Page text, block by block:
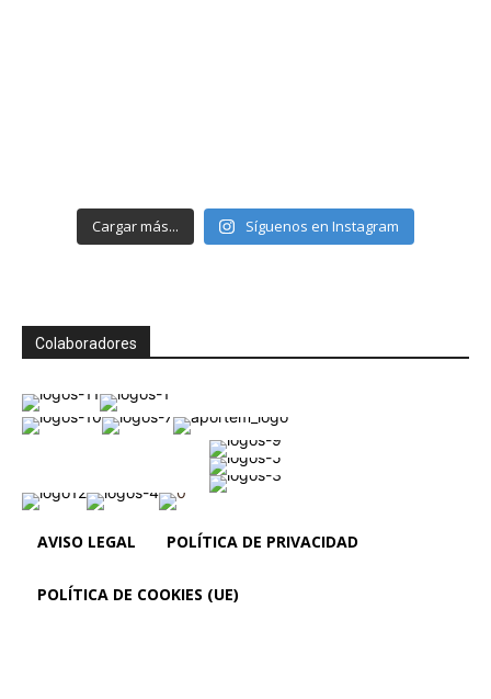
Cargar más... Síguenos en Instagram
Colaboradores
AVISO LEGAL POLÍTICA DE PRIVACIDAD
POLÍTICA DE COOKIES (UE)